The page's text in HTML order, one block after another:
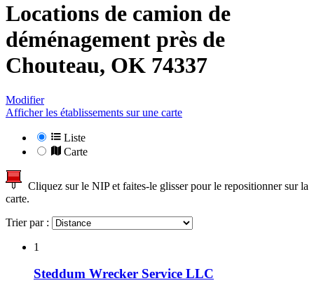
Locations de camion de
déménagement près de
Chouteau, OK 74337
Modifier
Afficher les établissements sur une carte
Liste
Carte
Cliquez sur le NIP et faites-le glisser pour le repositionner sur la
carte.
Trier par :
1
Steddum Wrecker Service LLC